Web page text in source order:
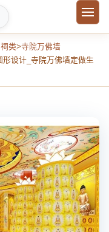
类>寺院万佛墙
设计_寺院万佛墙定做生